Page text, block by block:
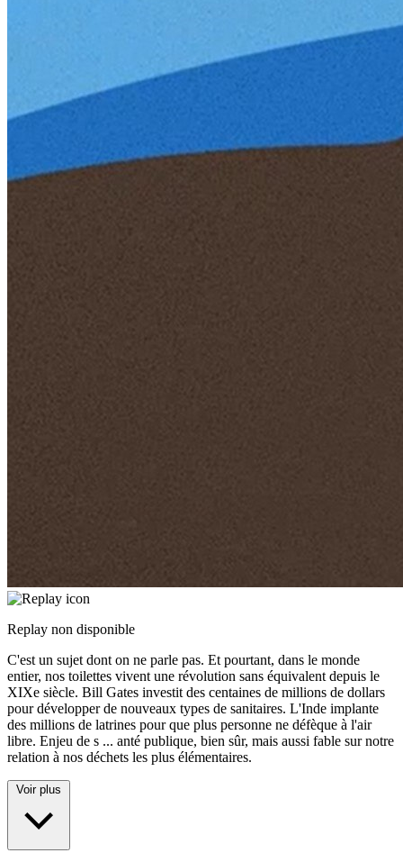
Replay non disponible
C'est un sujet dont on ne parle pas. Et pourtant, dans le monde
entier, nos toilettes vivent une révolution sans équivalent depuis le
XIXe siècle. Bill Gates investit des centaines de millions de dollars
pour développer de nouveaux types de sanitaires. L'Inde implante
des millions de latrines pour que plus personne ne défèque à l'air
libre. Enjeu de s ... anté publique, bien sûr, mais aussi fable sur notre
relation à nos déchets les plus élémentaires.
Voir plus